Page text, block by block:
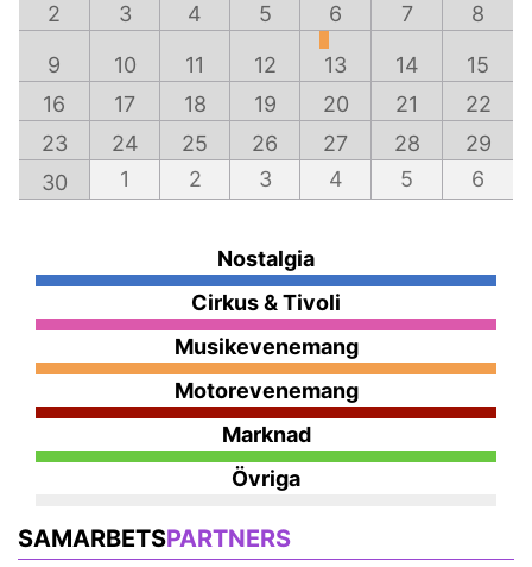
2
3 4 5 6 7 8
9 10 11 12 13 14
15
16
17 18 19 20 21
22
23
24 25 26 27 28
29
30
1 2 3 4 5 6
Nostalgia
Cirkus & Tivoli
Musikevenemang
Motorevenemang
Marknad
Övriga
SAMARBETSPARTNERS